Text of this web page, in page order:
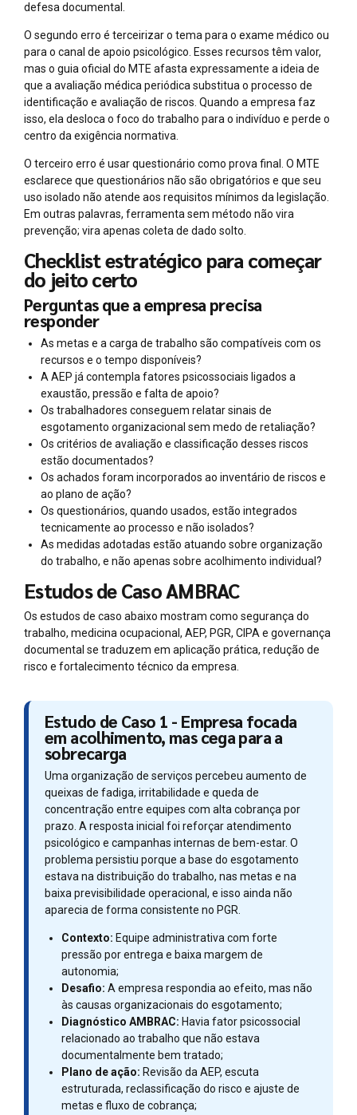
defesa documental.
O segundo erro é terceirizar o tema para o exame médico ou
para o canal de apoio psicológico. Esses recursos têm valor,
mas o guia oficial do MTE afasta expressamente a ideia de
que a avaliação médica periódica substitua o processo de
identificação e avaliação de riscos. Quando a empresa faz
isso, ela desloca o foco do trabalho para o indivíduo e perde o
centro da exigência normativa.
O terceiro erro é usar questionário como prova final. O MTE
esclarece que questionários não são obrigatórios e que seu
uso isolado não atende aos requisitos mínimos da legislação.
Em outras palavras, ferramenta sem método não vira
prevenção; vira apenas coleta de dado solto.
Checklist estratégico para começar
do jeito certo
Perguntas que a empresa precisa
responder
As metas e a carga de trabalho são compatíveis com os
recursos e o tempo disponíveis?
A AEP já contempla fatores psicossociais ligados a
exaustão, pressão e falta de apoio?
Os trabalhadores conseguem relatar sinais de
esgotamento organizacional sem medo de retaliação?
Os critérios de avaliação e classificação desses riscos
estão documentados?
Os achados foram incorporados ao inventário de riscos e
ao plano de ação?
Os questionários, quando usados, estão integrados
tecnicamente ao processo e não isolados?
As medidas adotadas estão atuando sobre organização
do trabalho, e não apenas sobre acolhimento individual?
Estudos de Caso AMBRAC
Os estudos de caso abaixo mostram como segurança do
trabalho, medicina ocupacional, AEP, PGR, CIPA e governança
documental se traduzem em aplicação prática, redução de
risco e fortalecimento técnico da empresa.
Estudo de Caso 1 - Empresa focada
em acolhimento, mas cega para a
sobrecarga
Uma organização de serviços percebeu aumento de
queixas de fadiga, irritabilidade e queda de
concentração entre equipes com alta cobrança por
prazo. A resposta inicial foi reforçar atendimento
psicológico e campanhas internas de bem-estar. O
problema persistiu porque a base do esgotamento
estava na distribuição do trabalho, nas metas e na
baixa previsibilidade operacional, e isso ainda não
aparecia de forma consistente no PGR.
Contexto: Equipe administrativa com forte
pressão por entrega e baixa margem de
autonomia;
Desafio: A empresa respondia ao efeito, mas não
às causas organizacionais do esgotamento;
Diagnóstico AMBRAC: Havia fator psicossocial
relacionado ao trabalho que não estava
documentalmente bem tratado;
Plano de ação: Revisão da AEP, escuta
estruturada, reclassificação do risco e ajuste de
metas e fluxo de cobrança;